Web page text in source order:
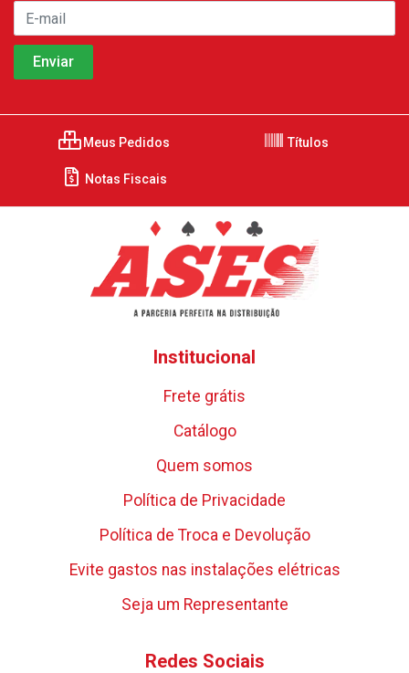
Meus Pedidos Títulos
Notas Fiscais
Institucional
Frete grátis
Catálogo
Quem somos
Política de Privacidade
Política de Troca e Devolução
Evite gastos nas instalações elétricas
Seja um Representante
Redes Sociais